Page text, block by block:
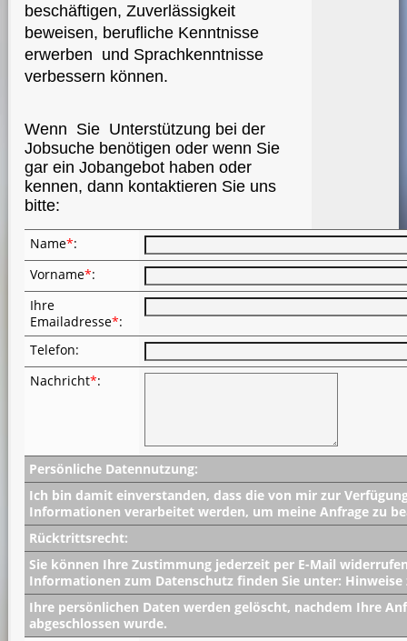
beschäftigen, Zuverlässigkeit
beweisen, berufliche Kenntnisse
erwerben und Sprachkenntnisse
verbessern können.
Wenn Sie Unterstützung bei der
Jobsuche benötigen oder wenn Sie
gar ein Jobangebot haben oder
kennen, dann kontaktieren Sie uns
bitte:
Name*:
Vorname*:
Ihre
Emailadresse*:
Telefon:
Nachricht*:
Persönliche Datennutzung:
Ich bin damit einverstanden, dass die von mir zur
Informationen verarbeitet werden, um meine Anfrage zu
Rücktrittsrecht:
Sie können Ihre Zustimmung jederzeit per E-Mail
Informationen zum Datenschutz finden Sie unter: Hinweise
Ihre persönlichen Daten werden gelöscht, nachdem Ihre
abgeschlossen wurde.